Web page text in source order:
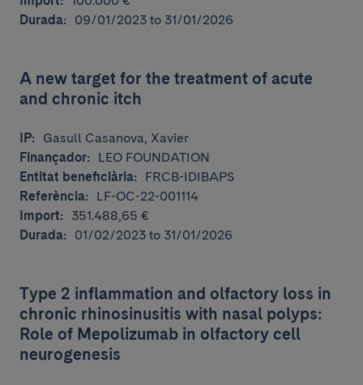
Durada:
09/01/2023 to 31/01/2026
A new target for the treatment of acute
and chronic itch
IP:
Gasull Casanova, Xavier
Finançador:
LEO FOUNDATION
Entitat beneficiària:
FRCB-IDIBAPS
Referència:
LF-OC-22-001114
Import:
351.488,65 €
Durada:
01/02/2023 to 31/01/2026
Type 2 inflammation and olfactory loss in
chronic rhinosinusitis with nasal polyps:
Role of Mepolizumab in olfactory cell
neurogenesis